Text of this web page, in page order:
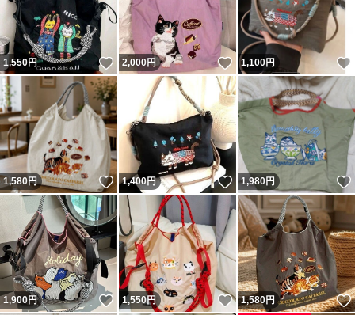
1,550円 いいね！
2,000円 いいね！
1,100円
1,580円 いいね！
1,400円 いいね！
1,980円
1,900円 いいね！
1,550円 いいね！
1,580円